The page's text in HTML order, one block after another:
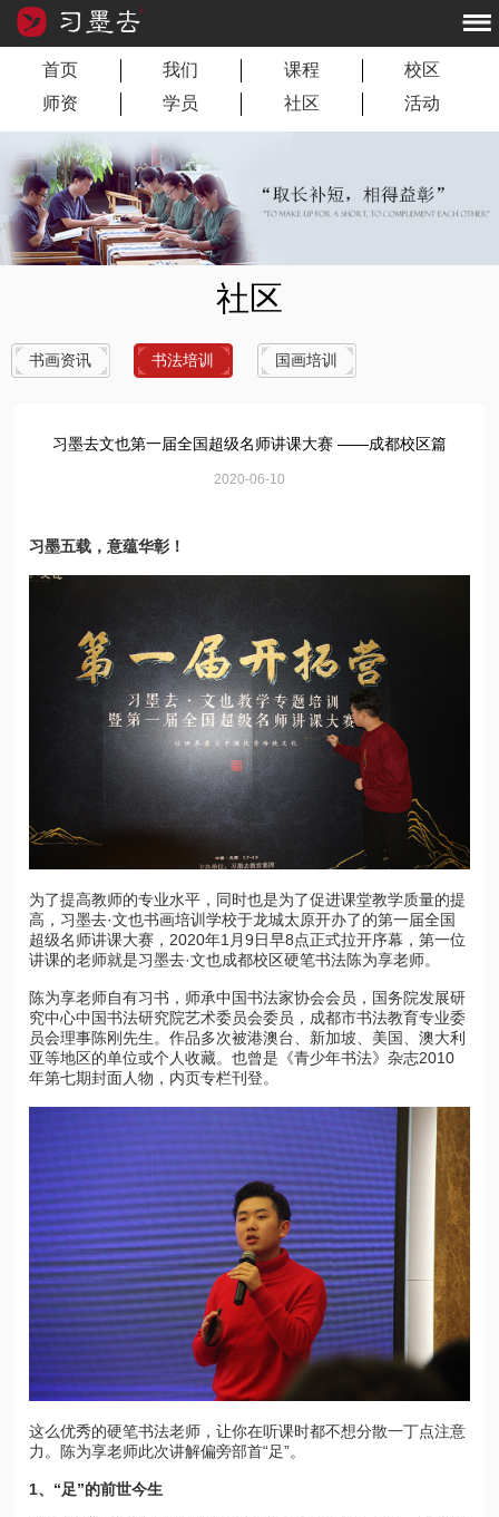
首页 我们 课程
校区
师资
学员 社区 活动
社区
书画资讯 书法培训 国画培训
习墨去文也第一届全国超级名师讲课大赛 ——成都校区篇
2020-06-10
习墨五载，意蕴华彰！
为了提高教师的专业水平，同时也是为了促进课堂教学质量的提
高，习墨去·文也书画培训学校于龙城太原开办了的第一届全国
超级名师讲课大赛， 2020年1 月9日早8点正式拉开序幕，第一位
讲课的老师就是习墨去·文也成都校区硬笔书法陈为享老师。
陈为享老师自有习书，师承中国书法家协会会员，国务院发展研
究中心中国书法研究院艺术委员会委员，成都市书法教育专业委
员会理事陈刚先生。作品多次被港澳台、新加坡、美国、澳大利
亚等地区的单位或个人收藏。也曾是《青少年书法》杂志2010
年第七期封面人物，内页专栏刊登。
这么优秀的硬笔书法老师，让你在听课时都不想分散一丁点注意
力。陈为享老师此次讲解偏旁部首“足”。
1、“足”的前世今生